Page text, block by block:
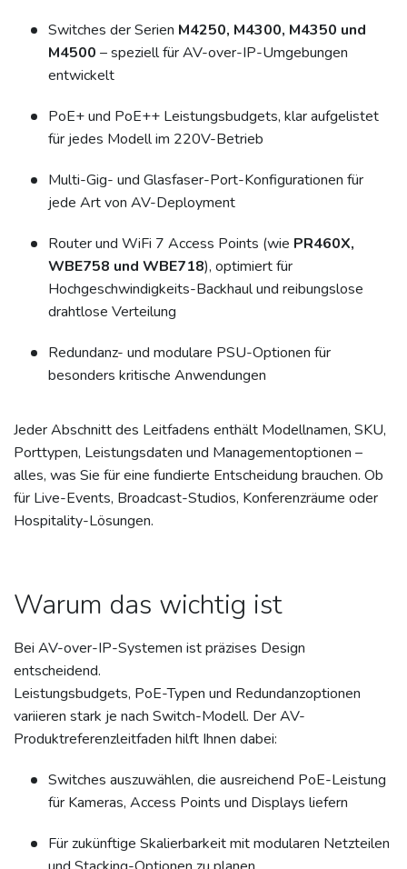
Switches der Serien M4250, M4300, M4350 und
M4500 – speziell für AV-over-IP-Umgebungen
entwickelt
PoE+ und PoE++ Leistungsbudgets, klar aufgelistet
für jedes Modell im 220V-Betrieb
Multi-Gig- und Glasfaser-Port-Konfigurationen für
jede Art von AV-Deployment
Router und WiFi 7 Access Points (wie PR460X,
WBE758 und WBE718), optimiert für
Hochgeschwindigkeits-Backhaul und reibungslose
drahtlose Verteilung
Redundanz- und modulare PSU-Optionen für
besonders kritische Anwendungen
Jeder Abschnitt des Leitfadens enthält Modellnamen, SKU,
Porttypen, Leistungsdaten und Managementoptionen –
alles, was Sie für eine fundierte Entscheidung brauchen. Ob
für Live-Events, Broadcast-Studios, Konferenzräume oder
Hospitality-Lösungen.
Warum das wichtig ist
Bei AV-over-IP-Systemen ist präzises Design
entscheidend.
Leistungsbudgets, PoE-Typen und Redundanzoptionen
variieren stark je nach Switch-Modell. Der AV-
Produktreferenzleitfaden hilft Ihnen dabei:
Switches auszuwählen, die ausreichend PoE-Leistung
für Kameras, Access Points und Displays liefern
Für zukünftige Skalierbarkeit mit modularen Netzteilen